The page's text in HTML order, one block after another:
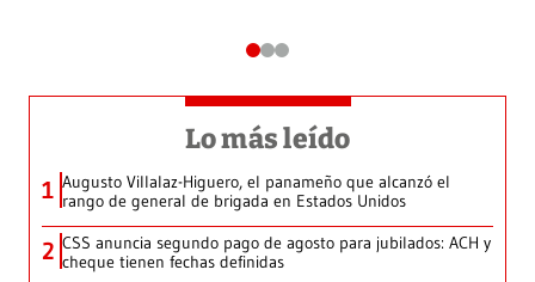
Lo más leído
1 Augusto Villalaz-Higuero, el panameño que alcanzó el
rango de general de brigada en Estados Unidos
2 CSS anuncia segundo pago de agosto para jubilados: ACH y
cheque tienen fechas definidas